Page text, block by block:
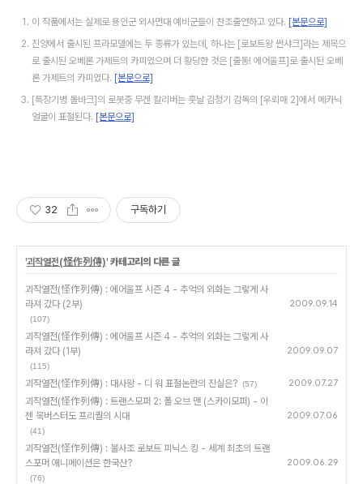
이 작품에서는 실제로 용인군 외사면대 예비군들이 찬조출연하고 있다. [본문으로]
진양에서 출시된 프라모델에는 두 종류가 있는데, 하나는 [로보트왕 썬샤크]라는 제목으
로 출시된 오베론 가제트의 카피였으며 더 황당한 것은 [출동! 에어울프]로 출시된 오베
론 가제트의 카피였다. [본문으로]
[특장기병 돌바크]의 로봇중 무겐 칼리버는 훗날 김청기 감독의 [우뢰매 2]에서 메카닉
얼굴이 표절된다. [본문으로]
32 구독하기
'괴작열전(怪作列傳)' 카테고리의 다른 글
괴작열전(怪作列傳) : 에어울프 시즌 4 - 추억의 외화는 그렇게 사
라져 갔다 (2부)
(107)
2009.09.14
괴작열전(怪作列傳) : 에어울프 시즌 4 - 추억의 외화는 그렇게 사
라져 갔다 (1부)
(115)
2009.09.07
괴작열전(怪作列傳) : 대사왕 - 디 워 표절논란의 진실은? (57) 2009.07.27
괴작열전(怪作列傳) : 트랜스모퍼 2: 폴 오브 맨 (스카이모퍼) - 이
젠 목버스터도 프리퀄의 시대
(41)
2009.07.06
괴작열전(怪作列傳) : 불사조 로보트 피닉스 킹 - 세계 최초의 트랜
스포머 애니메이션은 한국산?
(76)
2009.06.29